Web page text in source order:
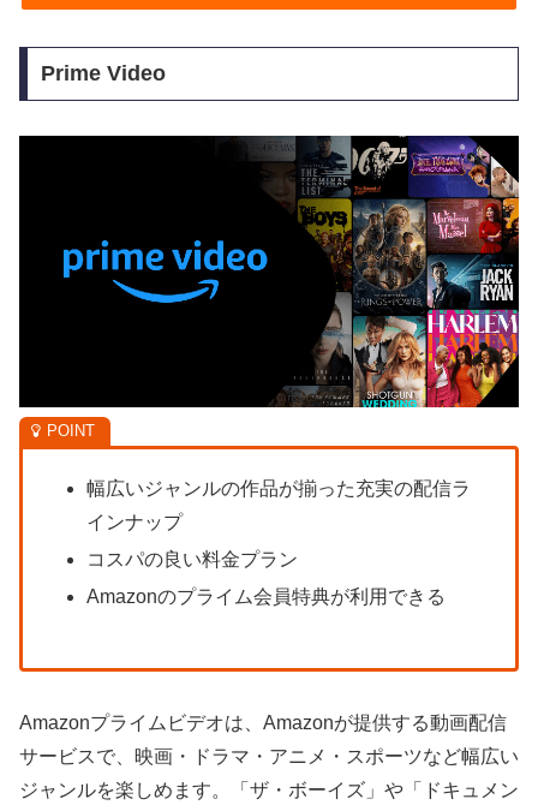
Prime Video
幅広いジャンルの作品が揃った充実の配信ラ
インナップ
コスパの良い料金プラン
Amazonのプライム会員特典が利用できる
Amazonプライムビデオは、Amazonが提供する動画配信
サービスで、映画・ドラマ・アニメ・スポーツなど幅広い
ジャンルを楽しめます。「ザ・ボーイズ」や「ドキュメン